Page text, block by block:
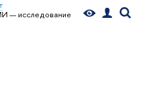
— исследование